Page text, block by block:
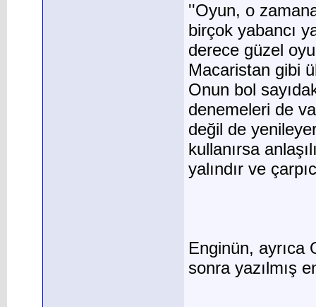
''Oyun, o
birçok yabancı
derece güzel
Macaristan gibi
Onun bol
denemeleri de
değil de
kullanırsa
yalındır ve
Enginün, ayrıca
sonra yazılmış